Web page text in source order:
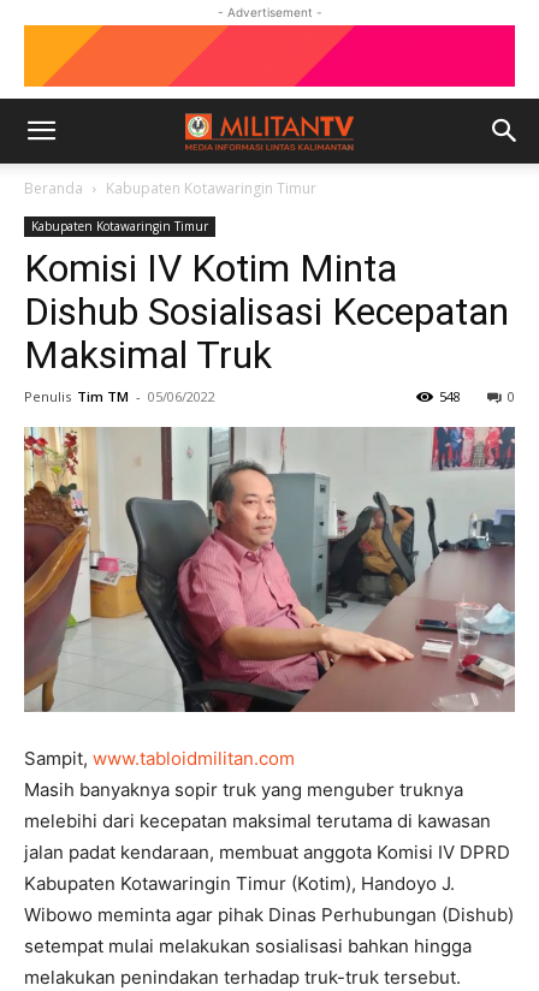
- Advertisement -
Beranda Kabupaten Kotawaringin Timur
Kabupaten Kotawaringin Timur
Komisi IV Kotim Minta
Dishub Sosialisasi Kecepatan
Maksimal Truk
Penulis Tim TM - 05/06/2022 0
548
Sampit, www.tabloidmilitan.com
Masih banyaknya sopir truk yang menguber truknya
melebihi dari kecepatan maksimal terutama di kawasan
jalan padat kendaraan, membuat anggota Komisi IV DPRD
Kabupaten Kotawaringin Timur (Kotim), Handoyo J.
Wibowo meminta agar pihak Dinas Perhubungan (Dishub)
setempat mulai melakukan sosialisasi bahkan hingga
melakukan penindakan terhadap truk-truk tersebut.